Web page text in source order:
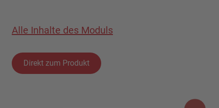
Alle Inhalte des Moduls
Direkt zum Produkt